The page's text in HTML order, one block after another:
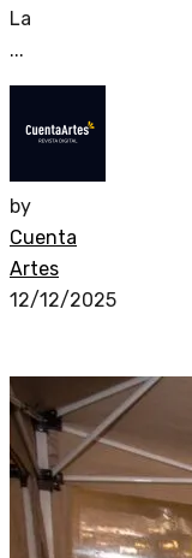
La
...
by
Cuenta
Artes
12/12/2025